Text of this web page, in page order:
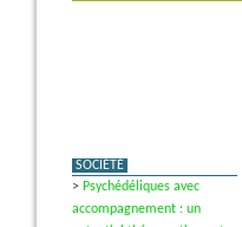
SOCIÉTÉ
> Psychédéliques avec
accompagnement : un